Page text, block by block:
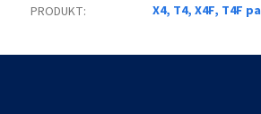
PRODUKT: X4, T4, X4F, T4F